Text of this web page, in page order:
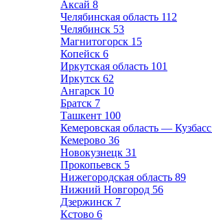
Аксай 8
Челябинская область 112
Челябинск 53
Магнитогорск 15
Копейск 6
Иркутская область 101
Иркутск 62
Ангарск 10
Братск 7
Ташкент 100
Кемеровская область — Кузбасс
Кемерово 36
Новокузнецк 31
Прокопьевск 5
Нижегородская область 89
Нижний Новгород 56
Дзержинск 7
Кстово 6